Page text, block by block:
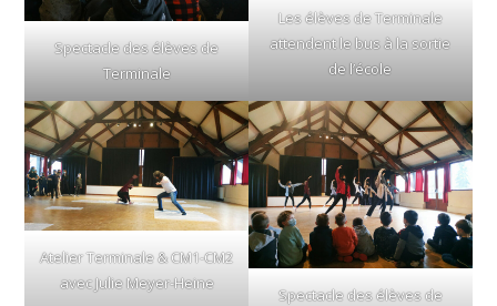
Spectacle des élèves de
Terminale
Les élèves de Terminale
attendent le bus à la sortie
de l’école
Atelier Terminale & CM1-CM2
avec Julie Meyer-Heine
Spectacle des élèves de